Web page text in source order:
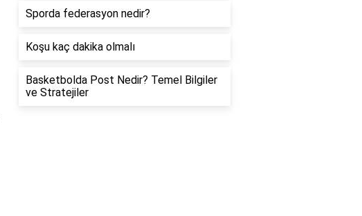
Sporda federasyon nedir?
Koşu kaç dakika olmalı
Basketbolda Post Nedir? Temel Bilgiler
ve Stratejiler